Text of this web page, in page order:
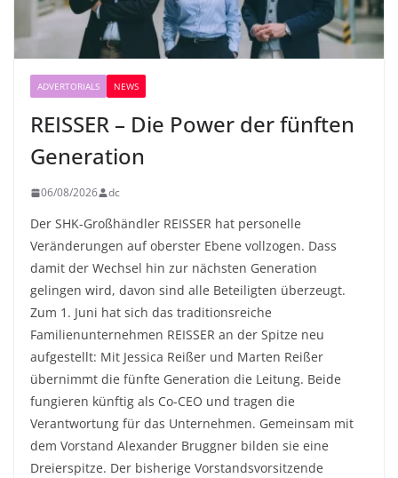
ADVERTORIALS NEWS
REISSER – Die Power der fünften
Generation
06/08/2026 dc
Der SHK-Großhändler REISSER hat personelle
Veränderungen auf oberster Ebene vollzogen. Dass
damit der Wechsel hin zur nächsten Generation
gelingen wird, davon sind alle Beteiligten überzeugt.
Zum 1. Juni hat sich das traditionsreiche
Familienunternehmen REISSER an der Spitze neu
aufgestellt: Mit Jessica Reißer und Marten Reißer
übernimmt die fünfte Generation die Leitung. Beide
fungieren künftig als Co-CEO und tragen die
Verantwortung für das Unternehmen. Gemeinsam mit
dem Vorstand Alexander Bruggner bilden sie eine
Dreierspitze. Der bisherige Vorstandsvorsitzende